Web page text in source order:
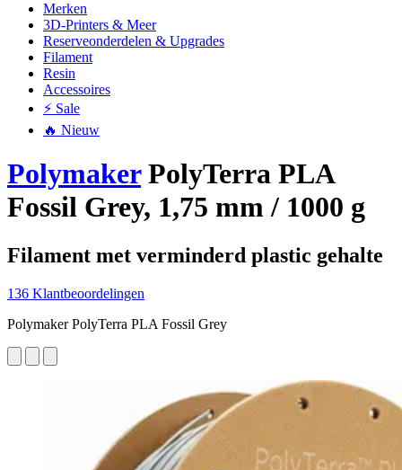
Merken
3D-Printers & Meer
Reserveonderdelen & Upgrades
Filament
Resin
Accessoires
⚡ Sale
🔥 Nieuw
PolymakerPolyTerra PLA
Fossil Grey, 1,75 mm / 1000 g
Filament met verminderd plastic gehalte
136 Klantbeoordelingen
Polymaker PolyTerra PLA Fossil Grey